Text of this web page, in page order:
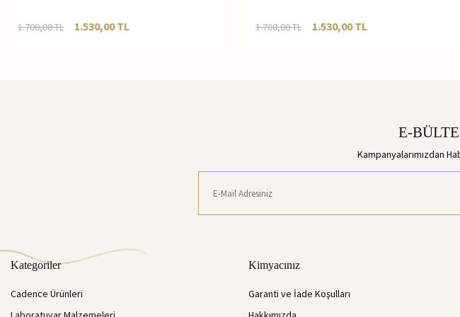
1.700,00TL 1.530,00TL 1.700,00TL 1.530,00TL
E-
Kampanyalarımızdan
Kategoriler
Cadence Ürünleri
Kimyacınız
Garanti ve İade Koşulları